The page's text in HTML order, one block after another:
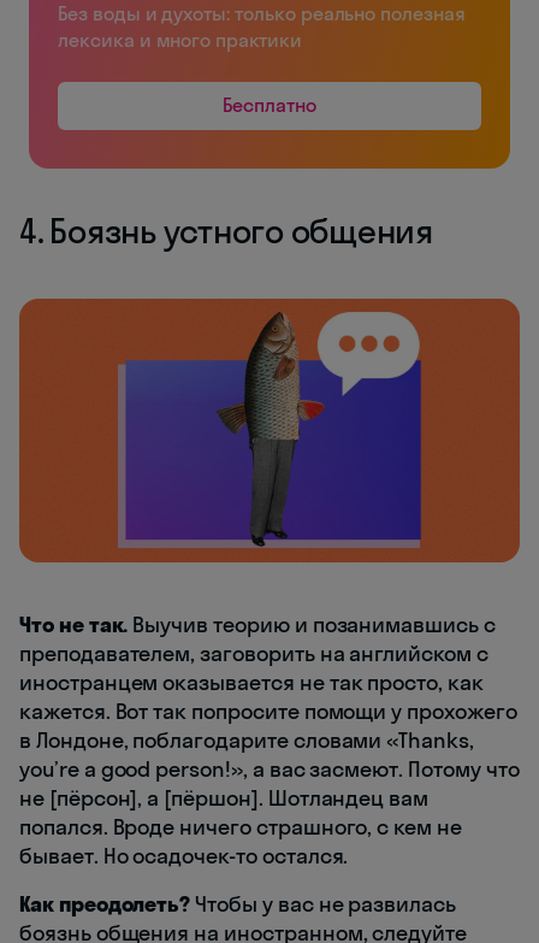
Без воды и духоты: только реально полезная
лексика и много практики
Бесплатно
4. Боязнь устного общения
Что не так. Выучив теорию и позанимавшись с
преподавателем, заговорить на английском с
иностранцем оказывается не так просто, как
кажется. Вот так попросите помощи у прохожего
в Лондоне, поблагодарите словами «Thanks,
you’re a good person!», а вас засмеют. Потому что
не [пёрсон], а [пёршон]. Шотландец вам
попался. Вроде ничего страшного, с кем не
бывает. Но осадочек-то остался.
Как преодолеть? Чтобы у вас не развилась
боязнь общения на иностранном, следуйте